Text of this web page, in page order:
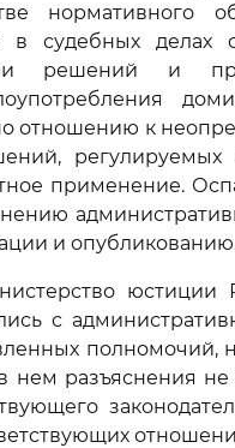
нормативного
судебных делах
решений и
отношению к
регулируемых
применение.
и
юстиции
с
полномочий,
разъяснения не